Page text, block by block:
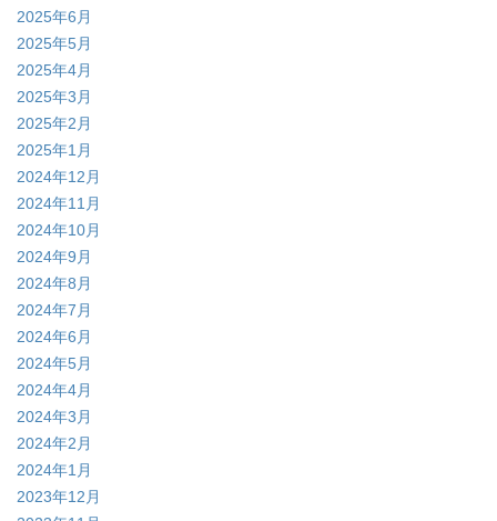
2025年6月
2025年5月
2025年4月
2025年3月
2025年2月
2025年1月
2024年12月
2024年11月
2024年10月
2024年9月
2024年8月
2024年7月
2024年6月
2024年5月
2024年4月
2024年3月
2024年2月
2024年1月
2023年12月